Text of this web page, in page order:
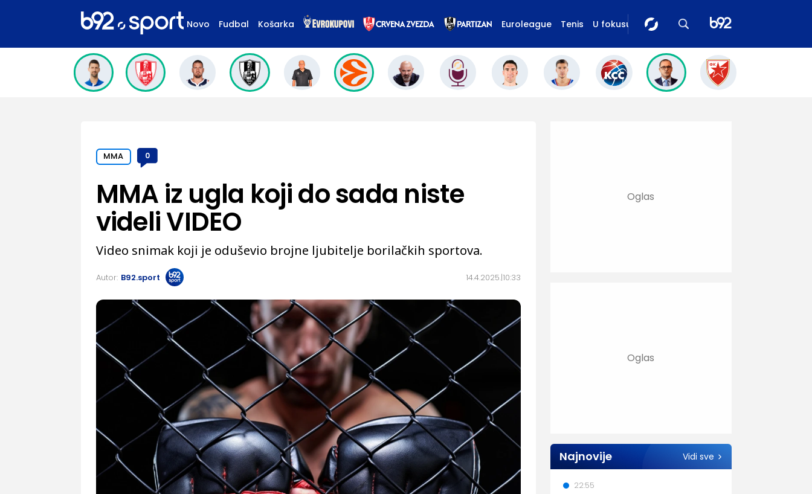
Novo Fudbal Košarka Euroleague Tenis U fokusu
MMA 0
14.4.2025. 10:33
MMA iz ugla koji do sada niste
videli VIDEO
Video snimak koji je oduševio brojne ljubitelje borilačkih sportova.
Autor: B92.sport
Najnovije Vidi sve
22:55